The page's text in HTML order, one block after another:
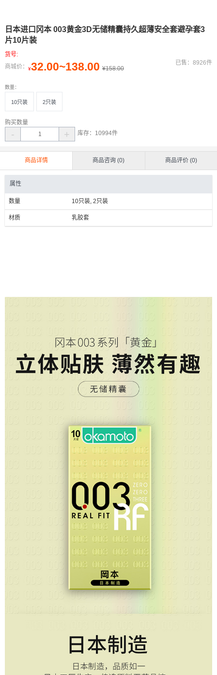
日本进口冈本 003黄金3D无储精囊持久超薄安全套避孕套3
片10片装
货号:
商城价：
¥32.00~138.00 ¥158.00
已售：8926件
数量：
10只装 2只装
购买数量
- + 库存： 10994件
商品详情 商品咨询 (0) 商品评价 (0)
属性
数量 10只装, 2只装
材质 乳胶套